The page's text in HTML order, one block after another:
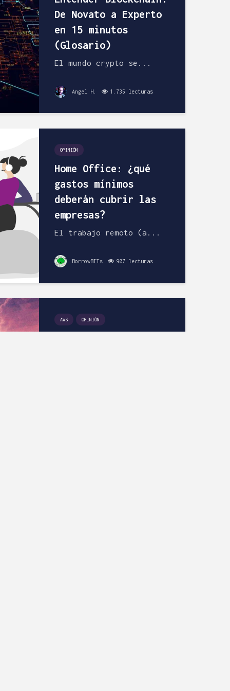
De Novato a Experto
en 15 minutos
(Glosario)
El mundo crypto se...
Angel H. 1.735 lecturas
OPINIÓN
Home Office: ¿qué
gastos mínimos
deberán cubrir las
empresas?
El trabajo remoto (a...
BorrowBITs 907 lecturas
AWS OPINIÓN
plfgavilan
33
comentarios
2 minutos de
lectura